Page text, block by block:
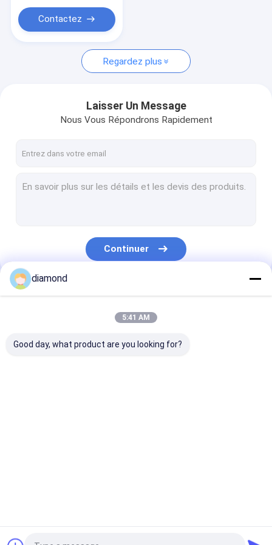
Diamond Segments
Type de petite machine
Contactez
Regardez plus
Laisser Un Message
Nous Vous Répondrons Rapidement
Continuer
Nos Catégories
diamond
5:41 AM
Good day, what product are you looking for?